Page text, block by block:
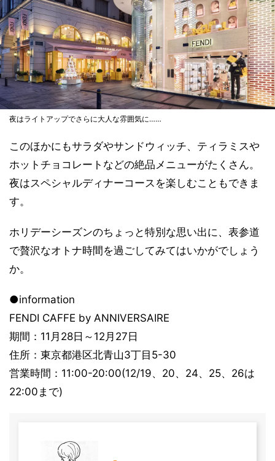
夜はライトアップでさらに大人な雰囲気に……
このほかにもサラダやサンドウィッチ、ティラミスや
ホットチョコレートなどの絶品メニューがたくさん。
夜はスペシャルディナーコースを楽しむこともできま
す。
ホリデーシーズンのちょっと特別な思い出に、表参道
で贅沢なオトナ時間を過ごしてみてはいかがでしょう
か。
●information
FENDI CAFFE by ANNIVERSAIRE
期間：11月28日～12月27日
住所：東京都港区北青山3丁目5-30
営業時間：11:00-20:00(12/19、20、24、25、26は
22:00まで)